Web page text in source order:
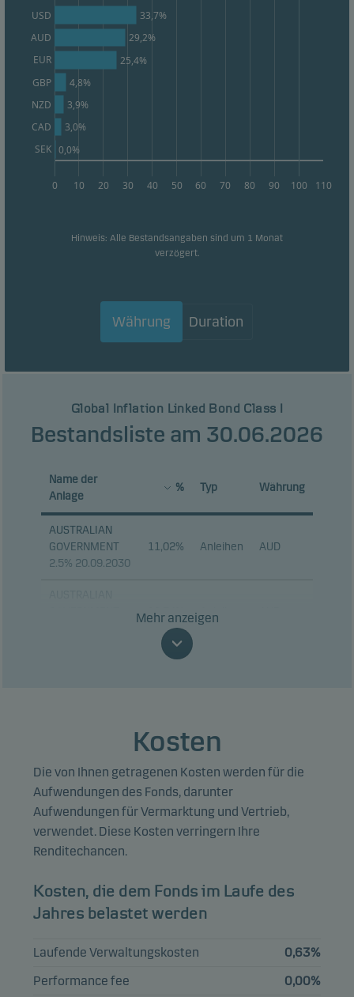
0 10 20 30 40 50 60 70 80 90 100 110
USD
AUD
EUR
GBP
NZD
CAD
SEK
33,7%
29,2%
25,4%
4,8%
3,9%
3,0%
0,0%
Hinweis: Alle Bestandsangaben sind um 1 Monat
verzögert.
Währung Duration
Global Inflation Linked Bond Class I
Bestandsliste am 30.06.2026
Name der
Anlage
% Typ Währung
AUSTRALIAN
GOVERNMENT
2.5% 20.09.2030
11,02% Anleihen AUD
10,74%
6,14% Anleihen
FRANCE (GOVT
OF) 0.1%
25.07.2031
5,65% Anleihen EUR
TSY INFL IX N/B
15.01.2035
TSY INFL IX N/B
15.10.2027
AUSTRALIAN
Mehr anzeigen
Kosten
Die von Ihnen getragenen Kosten werden für die
Aufwendungen des Fonds, darunter
Aufwendungen für Vermarktung und Vertrieb,
verwendet. Diese Kosten verringern Ihre
Renditechancen.
Kosten, die dem Fonds im Laufe des
Jahres belastet werden
Laufende Verwaltungskosten
0,63%
Performance fee
0,00%
Werbe-Cookies
Durch diese Cookies können wir Sie (Ihr Gerät)
identifizieren und Ihr Verhalten analysieren, um
Ihnen relevante Inhalte bereitzustellen.